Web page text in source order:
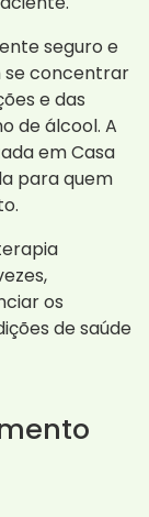
seguro e
se concentrar
e das
de álcool. A
em Casa
para quem
os
de saúde